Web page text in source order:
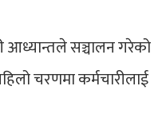
आध्यान्तले सञ्चालन गरेको
चरणमा कर्मचारीलाई